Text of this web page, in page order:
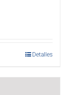
Detalles